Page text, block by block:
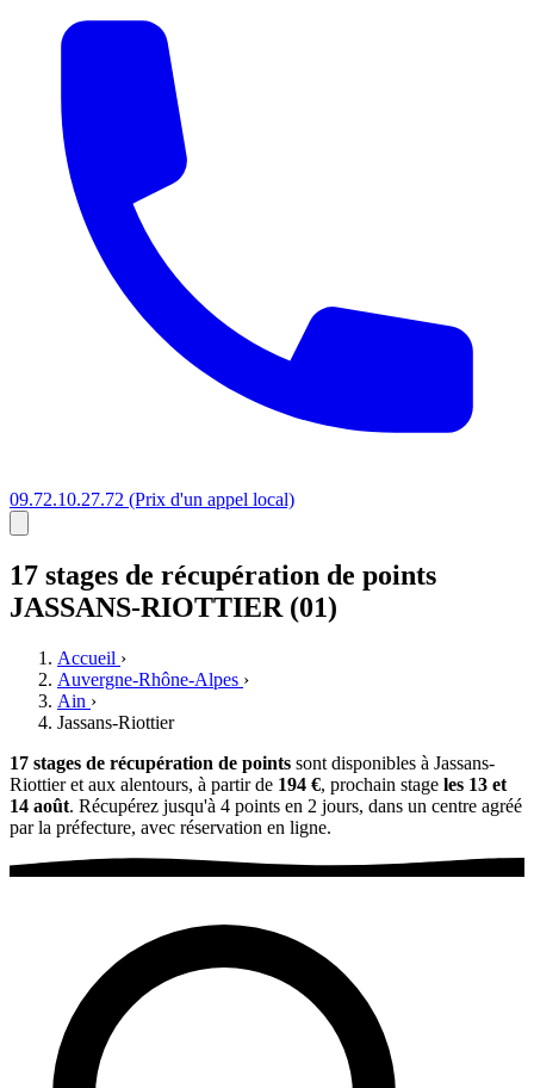
09.72.10.27.72 (Prix d'un appel local)
17 stages de récupération de points
JASSANS-RIOTTIER (01)
Accueil ›
Auvergne-Rhône-Alpes ›
Ain ›
Jassans-Riottier
17 stages de récupération de points sont disponibles à Jassans-
Riottier et aux alentours, à partir de 194 €, prochain stage les 13 et
14 août. Récupérez jusqu'à 4 points en 2 jours, dans un centre agréé
par la préfecture, avec réservation en ligne.